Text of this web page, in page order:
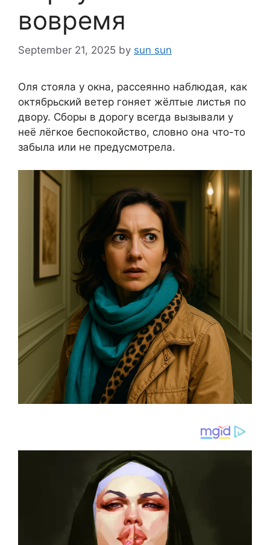
вовремя
September 21, 2025 by sun sun
Оля стояла у окна, рассеянно наблюдая, как
октябрьский ветер гоняет жёлтые листья по
двору. Сборы в дорогу всегда вызывали у
неё лёгкое беспокойство, словно она что-то
забыла или не предусмотрела.